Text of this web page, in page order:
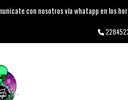
con nosotros vía whatapp en los